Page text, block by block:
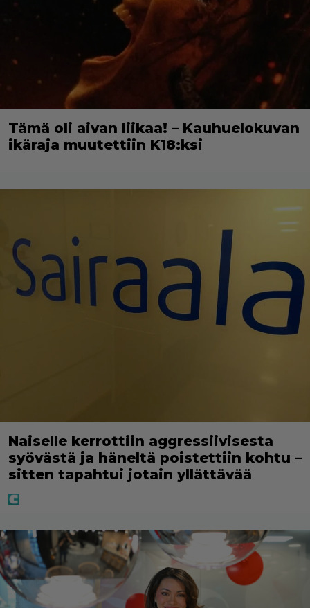
Tämä oli aivan liikaa! – Kauhuelokuvan
ikäraja muutettiin K18:ksi
Naiselle kerrottiin aggressiivisesta
syövästä ja häneltä poistettiin kohtu –
sitten tapahtui jotain yllättävää